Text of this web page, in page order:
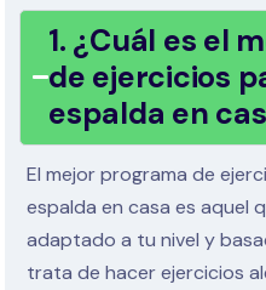
1. ¿Cuál es el
de ejercicios
espalda en
El mejor programa de
espalda en casa es aquel
adaptado a tu nivel y
trata de hacer ejercicios